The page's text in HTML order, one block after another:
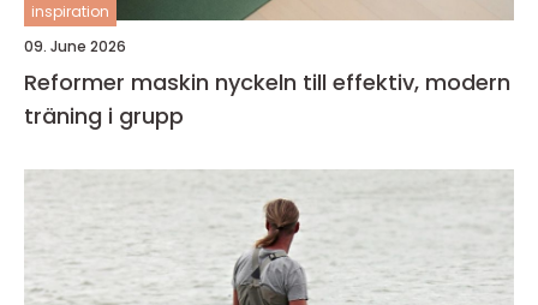
inspiration
09. June 2026
Reformer maskin nyckeln till effektiv, modern
träning i grupp